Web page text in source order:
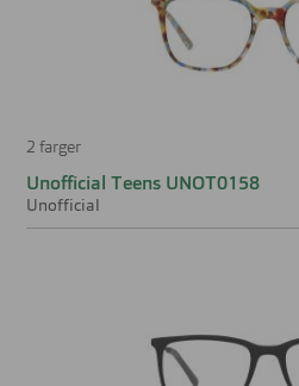
2 farger
Unofficial Teens UNOT0158
Unofficial